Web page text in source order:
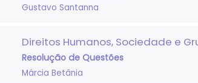
Gustavo Santanna
Direitos Humanos, Sociedade e
Resolução de Questões
Márcia Betânia